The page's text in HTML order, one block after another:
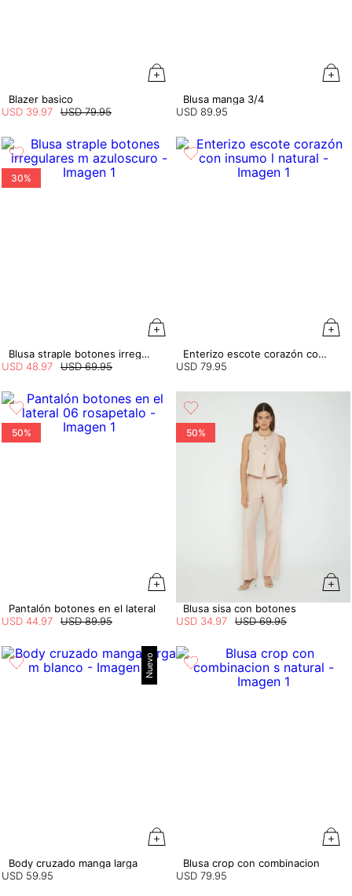
Blazer basico
USD 79.95
USD 39.97
Blusa manga 3/4
USD 89.95
30%
Blusa straple botones irregulares
USD 69.95
USD 48 97
Enterizo escote corazón con insumo
USD 79.95
50%
Pantalón botones en el lateral
USD 89.95
USD 44 97
50%
Blusa sisa con botones
USD 69.95
USD 34 97
Nuevo
Body cruzado manga larga
USD 59.95
Blusa crop con combinacion
USD 79.95